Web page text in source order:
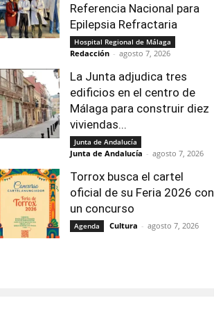
Referencia Nacional para
Epilepsia Refractaria
Hospital Regional de Málaga
Redacción - agosto 7, 2026
La Junta adjudica tres
edificios en el centro de
Málaga para construir diez
viviendas...
Junta de Andalucía
Junta de Andalucía - agosto 7, 2026
Torrox busca el cartel
oficial de su Feria 2026 con
un concurso
Agenda Cultura - agosto 7, 2026